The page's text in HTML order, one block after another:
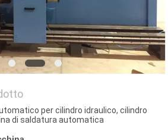
per cilindro idraulico, cilindro
di saldatura automatica